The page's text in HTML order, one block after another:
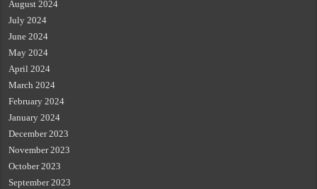
August 2024
July 2024
June 2024
May 2024
April 2024
March 2024
February 2024
January 2024
December 2023
November 2023
October 2023
September 2023